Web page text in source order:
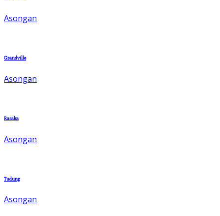
Asongan
Grandville
Asongan
Rasaka
Asongan
Tudung
Asongan